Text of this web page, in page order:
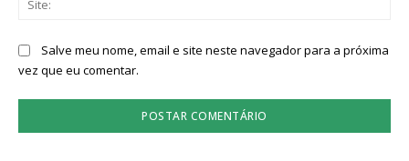
Salve meu nome, email e site neste navegador para a próxima
vez que eu comentar.